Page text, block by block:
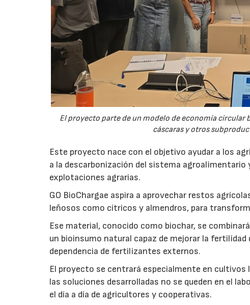
El proyecto parte de un modelo de economía
cáscaras y otros
Este proyecto nace con el objetivo ayudar a los
a la descarbonización del sistema
explotaciones agrarias.
GO BioChargae aspira a aprovechar restos
leñosos como cítricos y almendros, para
Ese material, conocido como biochar, se
un bioinsumo natural capaz de mejorar la fertilidad
dependencia de fertilizantes externos.
El proyecto se centrará especialmente en cultivos
las soluciones desarrolladas no se queden en el
el día a día de agricultores y cooperativas.